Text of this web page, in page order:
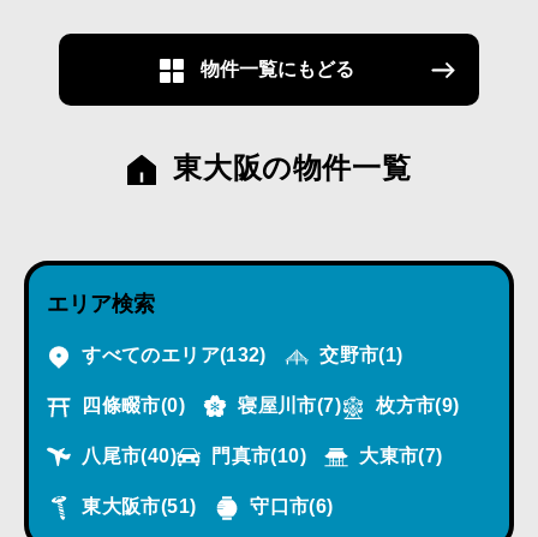
物件一覧にもどる
東大阪の物件一覧
エリア検索
すべてのエリア(132) 交野市(1)
四條畷市(0) 寝屋川市(7) 枚方市(9)
八尾市(40) 門真市(10) 大東市(7)
東大阪市(51) 守口市(6)